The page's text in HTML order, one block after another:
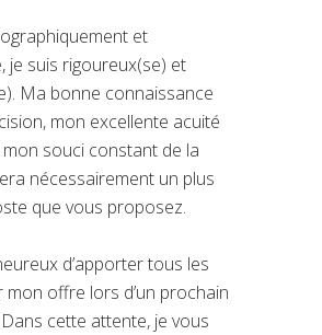
et
je suis rigoureux(se) et
Ma bonne connaissance
mon excellente acuité
souci constant de la
nécessairement un plus
que vous proposez.
d’apporter tous les
mon offre lors d’un prochain
cette attente, je vous